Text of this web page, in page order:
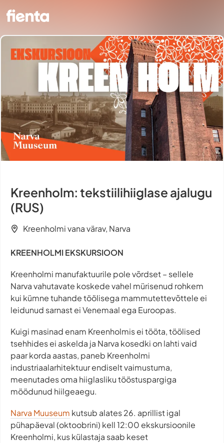
Kreenholm: tekstiilihiiglase ajalugu
(RUS)
Kreenholmi vana värav, Narva
KREENHOLMI EKSKURSIOON
Kreenholmi manufaktuurile pole võrdset – sellele
Narva vahutavate koskede vahel mürisenud rohkem
kui kümne tuhande töölisega mammutettevõttele ei
leidunud sarnast ei Venemaal ega Euroopas.
Kuigi masinad enam Kreenholmis ei tööta, töölised
tsehhides ei askelda ja Narva kosedki on lahti vaid
paar korda aastas, paneb Kreenholmi
industriaalarhitektuur endiselt vaimustuma,
meenutades oma hiiglasliku tööstuspargiga
möödunud hiilgeaegu.
Narva Muuseum kutsub alates 26. aprillist igal
pühapäeval (oktoobrini) kell 12:00 ekskursioonile
Kreenholmi, kus külastaja saab keset